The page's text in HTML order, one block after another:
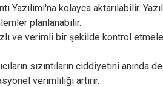
Yazılımı'na kolayca aktarılabilir.
planlanabilir.
ve verimli bir şekilde kontrol
sızıntıların ciddiyetini
verimliliği artırır.